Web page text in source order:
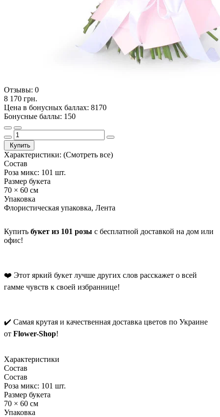
Отзывы: 0
8 170 грн.
Цена в бонусных баллах: 8170
Бонусные баллы: 150
Купить
Характеристики: (Смотреть все)
Состав
Роза микс: 101 шт.
Размер букета
70 × 60 см
Упаковка
Флористическая упаковка, Лента
Купить букет из 101 розы с бесплатной доставкой на дом или
офис!
❤️ Этот яркий букет лучше других слов расскажет о всей
гамме чувств к своей избраннице!
✔️ Самая крутая и качественная доставка цветов по Украине
от Flower-Shop!
Характеристики
Состав
Состав
Роза микс: 101 шт.
Размер букета
70 × 60 см
Упаковка